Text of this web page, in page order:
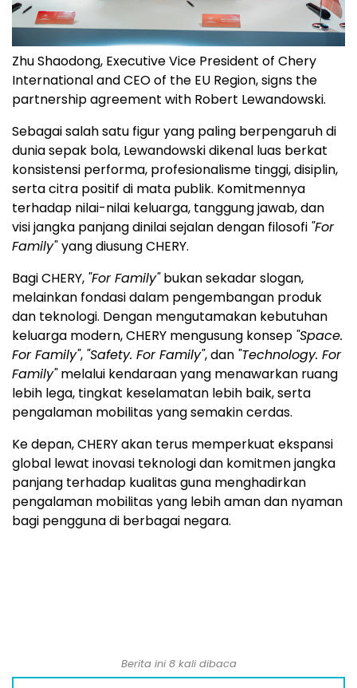
Zhu Shaodong, Executive Vice President of Chery
International and CEO of the EU Region, signs the
partnership agreement with Robert Lewandowski.
Sebagai salah satu figur yang paling berpengaruh di
dunia sepak bola, Lewandowski dikenal luas berkat
konsistensi performa, profesionalisme tinggi, disiplin,
serta citra positif di mata publik. Komitmennya
terhadap nilai-nilai keluarga, tanggung jawab, dan
visi jangka panjang dinilai sejalan dengan filosofi "For
Family"yang diusung CHERY.
Bagi CHERY, "For Family"bukan sekadar slogan,
melainkan fondasi dalam pengembangan produk
dan teknologi. Dengan mengutamakan kebutuhan
keluarga modern, CHERY mengusung konsep "Space.
For Family", "Safety. For Family", dan "Technology. For
Family"melalui kendaraan yang menawarkan ruang
lebih lega, tingkat keselamatan lebih baik, serta
pengalaman mobilitas yang semakin cerdas.
Ke depan, CHERY akan terus memperkuat ekspansi
global lewat inovasi teknologi dan komitmen jangka
panjang terhadap kualitas guna menghadirkan
pengalaman mobilitas yang lebih aman dan nyaman
bagi pengguna di berbagai negara.
Berita ini 8 kali dibaca